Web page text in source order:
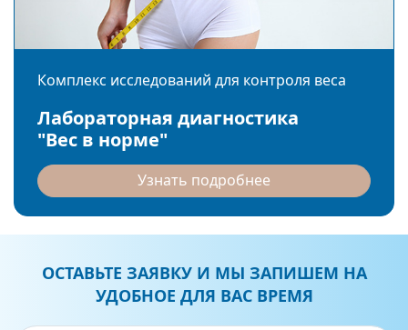
Комплекс исследований для контроля веса
Лабораторная диагностика
"Вес в норме"
Узнать подробнее
ОСТАВЬТЕ ЗАЯВКУ И МЫ ЗАПИШЕМ НА
УДОБНОЕ ДЛЯ ВАС ВРЕМЯ